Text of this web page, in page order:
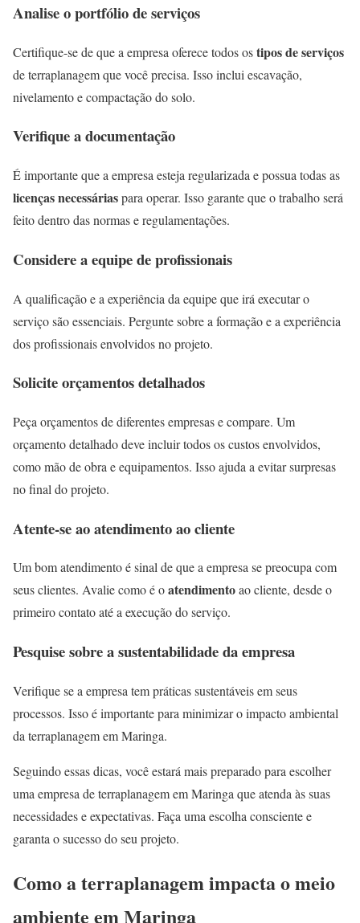
Analise o portfólio de serviços
Certifique-se de que a empresa oferece todos ostipos de serviços
de terraplanagem que você precisa. Isso inclui escavação,
nivelamento e compactação do solo.
Verifique a documentação
É importante que a empresa esteja regularizada e possua todas as
licenças necessáriaspara operar. Isso garante que o trabalho será
feito dentro das normas e regulamentações.
Considere a equipe de profissionais
A qualificação e a experiência da equipe que irá executar o
serviço são essenciais. Pergunte sobre a formação e a experiência
dos profissionais envolvidos no projeto.
Solicite orçamentos detalhados
Peça orçamentos de diferentes empresas e compare. Um
orçamento detalhado deve incluir todos os custos envolvidos,
como mão de obra e equipamentos. Isso ajuda a evitar surpresas
no final do projeto.
Atente-se ao atendimento ao cliente
Um bom atendimento é sinal de que a empresa se preocupa com
seus clientes. Avalie como é oatendimentoao cliente, desde o
primeiro contato até a execução do serviço.
Pesquise sobre a sustentabilidade da empresa
Verifique se a empresa tem práticas sustentáveis em seus
processos. Isso é importante para minimizar o impacto ambiental
da terraplanagem em Maringa.
Seguindo essas dicas, você estará mais preparado para escolher
uma empresa de terraplanagem em Maringa que atenda às suas
necessidades e expectativas. Faça uma escolha consciente e
garanta o sucesso do seu projeto.
Como a terraplanagem impacta o meio
ambiente em Maringa